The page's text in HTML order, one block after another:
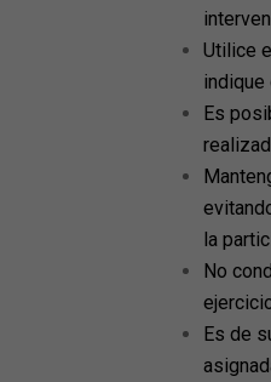
Utilice
indique
Es
la
No
Es de